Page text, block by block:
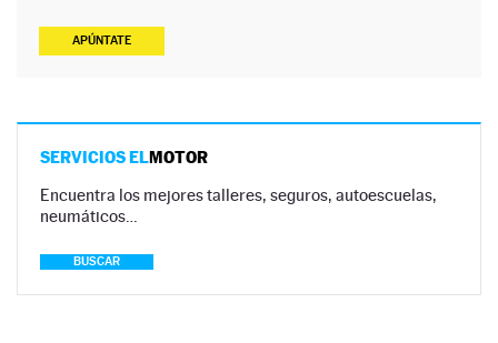
APÚNTATE
SERVICIOS ELMOTOR
Encuentra los mejores talleres, seguros, autoescuelas,
neumáticos…
BUSCAR